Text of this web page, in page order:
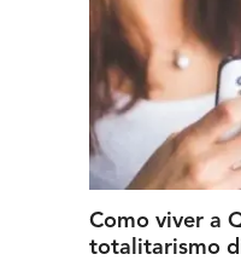
Como viver a
totalitarismo